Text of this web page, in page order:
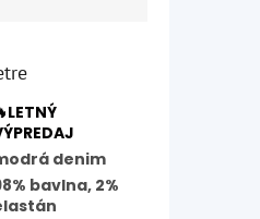
denim
bavlna, 2%